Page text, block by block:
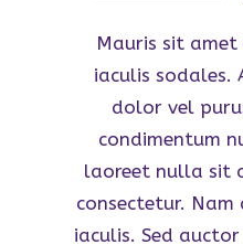
Mauris sit
iaculis sodales.
dolor vel
condimentum
laoreet nulla sit
consectetur. Nam
iaculis. Sed